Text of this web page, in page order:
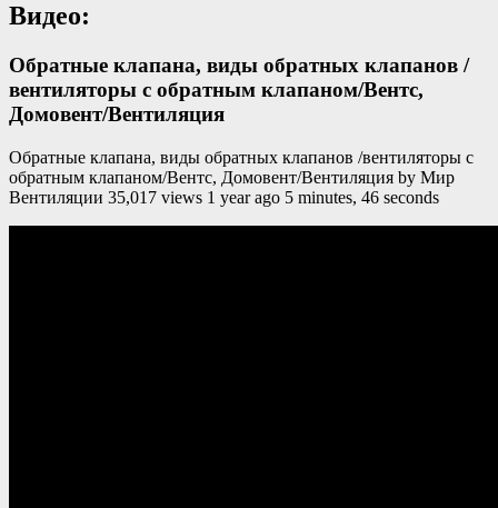
Видео:
Обратные клапана, виды обратных клапанов /
вентиляторы с обратным клапаном/Вентс,
Домовент/Вентиляция
Обратные клапана, виды обратных клапанов /вентиляторы с
обратным клапаном/Вентс, Домовент/Вентиляция by Мир
Вентиляции 35,017 views 1 year ago 5 minutes, 46 seconds